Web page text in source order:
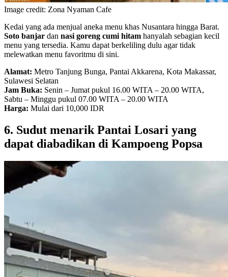
Image credit: Zona Nyaman Cafe
Kedai yang ada menjual aneka menu khas Nusantara hingga Barat.
Soto banjar dan nasi goreng cumi hitam hanyalah sebagian kecil
menu yang tersedia. Kamu dapat berkeliling dulu agar tidak
melewatkan menu favoritmu di sini.
Alamat: Metro Tanjung Bunga, Pantai Akkarena, Kota Makassar,
Sulawesi Selatan
Jam Buka: Senin – Jumat pukul 16.00 WITA – 20.00 WITA,
Sabtu – Minggu pukul 07.00 WITA – 20.00 WITA
Harga: Mulai dari 10,000 IDR
6. Sudut menarik Pantai Losari yang
dapat diabadikan di Kampoeng Popsa